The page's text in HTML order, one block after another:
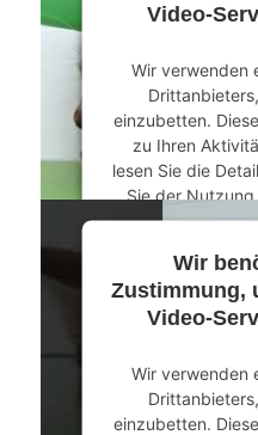
Video-
Wir verwenden
einzubetten.
zu Ihren
lesen Sie die
Sie der
dieses
Mehr
powered by
Management
Wir
Zustimmung,
Video-
Wir verwenden
einzubetten.